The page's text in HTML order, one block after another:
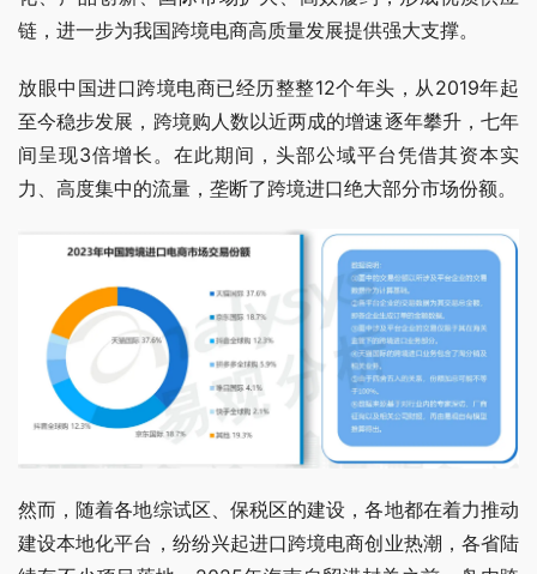
链，进一步为我国跨境电商高质量发展提供强大支撑。
放眼中国进口跨境电商已经历整整12个年头，从2019年起
至今稳步发展，跨境购人数以近两成的增速逐年攀升，七年
间呈现3倍增长。在此期间，头部公域平台凭借其资本实
力、高度集中的流量，垄断了跨境进口绝大部分市场份额。
然而，随着各地综试区、保税区的建设，各地都在着力推动
建设本地化平台，纷纷兴起进口跨境电商创业热潮，各省陆